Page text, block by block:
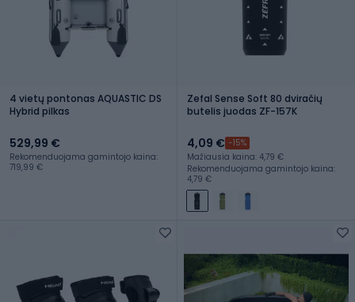
4 vietų pontonas AQUASTIC DS
Hybrid pilkas
529,99 €
Rekomenduojama gamintojo kaina:
719,99 €
Zefal Sense Soft 80 dviračių
butelis juodas ZF-157K
4,09 € -15%
Mažiausia kaina: 4,79 €
Rekomenduojama gamintojo kaina:
4,79 €